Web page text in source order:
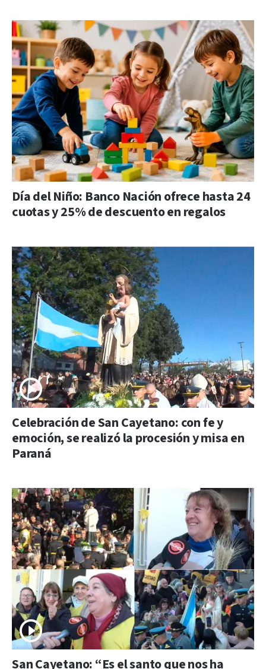
Día del Niño: Banco Nación ofrece hasta 24
cuotas y 25% de descuento en regalos
Celebración de San Cayetano: con fe y
emoción, se realizó la procesión y misa en
Paraná
San Cayetano: “Es el santo que nos ha